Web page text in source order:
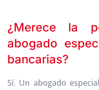
¿Merece la
abogado
bancarias?
Sí. Un abogado